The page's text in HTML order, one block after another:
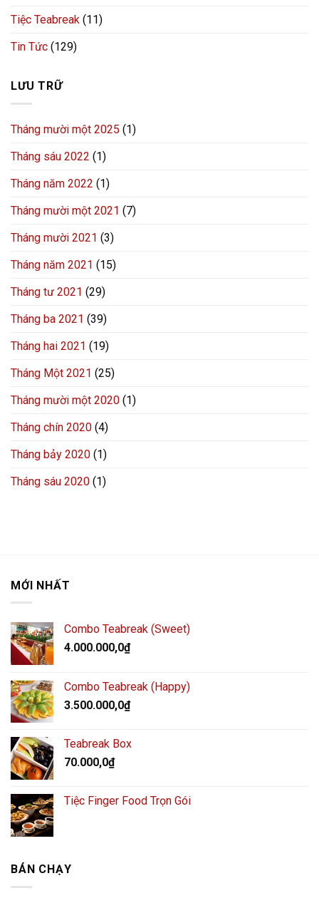
Tiệc Teabreak (11)
Tin Tức (129)
LƯU TRỮ
Tháng mười một 2025 (1)
Tháng sáu 2022 (1)
Tháng năm 2022 (1)
Tháng mười một 2021 (7)
Tháng mười 2021 (3)
Tháng năm 2021 (15)
Tháng tư 2021 (29)
Tháng ba 2021 (39)
Tháng hai 2021 (19)
Tháng Một 2021 (25)
Tháng mười một 2020 (1)
Tháng chín 2020 (4)
Tháng bảy 2020 (1)
Tháng sáu 2020 (1)
MỚI NHẤT
Combo Teabreak (Sweet)
4.000.000,0₫
Combo Teabreak (Happy)
3.500.000,0₫
Teabreak Box
70.000,0₫
Tiệc Finger Food Trọn Gói
BÁN CHẠY